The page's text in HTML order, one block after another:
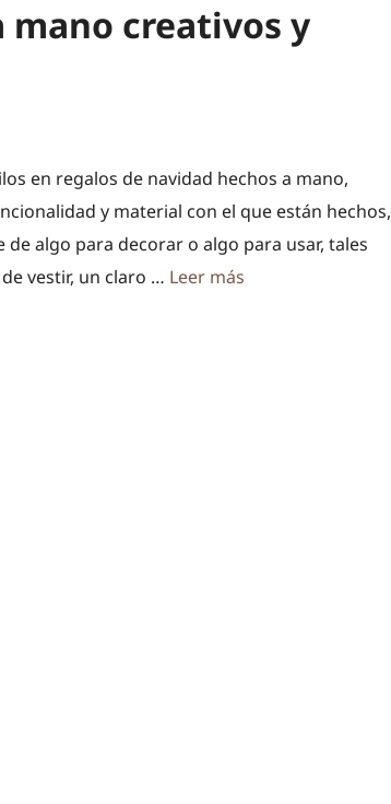
mano creativos y
en regalos de navidad hechos a mano,
y material con el que están hechos,
de algo para decorar o algo para usar, tales
vestir, un claro … Leer más